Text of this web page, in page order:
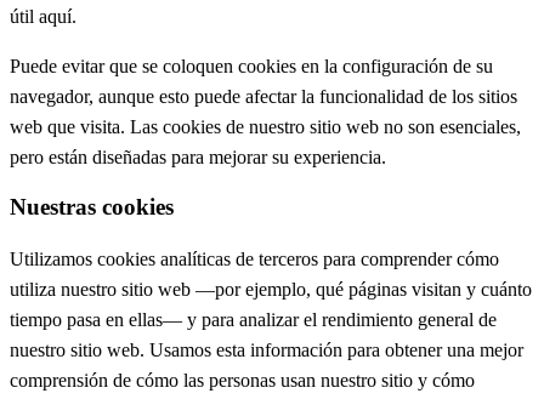
útil aquí.
Puede evitar que se coloquen cookies en la configuración de su
navegador, aunque esto puede afectar la funcionalidad de los sitios
web que visita. Las cookies de nuestro sitio web no son esenciales,
pero están diseñadas para mejorar su experiencia.
Nuestras cookies
Utilizamos cookies analíticas de terceros para comprender cómo
utiliza nuestro sitio web —por ejemplo, qué páginas visitan y cuánto
tiempo pasa en ellas— y para analizar el rendimiento general de
nuestro sitio web. Usamos esta información para obtener una mejor
comprensión de cómo las personas usan nuestro sitio y cómo